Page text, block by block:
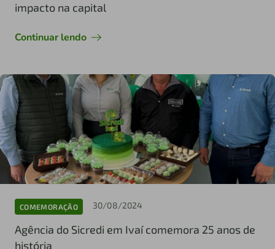
impacto na capital
Continuar lendo
COMEMORAÇÃO 30/08/2024
Agência do Sicredi em Ivaí comemora 25 anos de
história